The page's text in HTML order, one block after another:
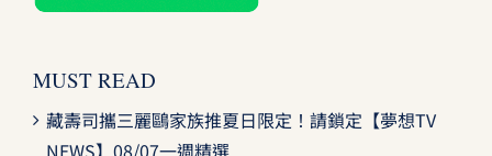
MUST READ
藏壽司攜三麗鷗家族推夏日限定！請鎖定【夢想TV
NEWS】08/07一週精選